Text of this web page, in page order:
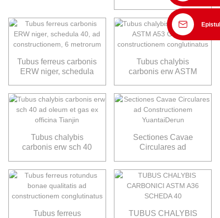
ferreus erw
Tubus ferreus carbonis
ERW niger, schedula
Tubus chalybis
carbonis erw ASTM
conglutinatus
Tubus chalybis
carbonis erw sch 40
Sectiones Cavae
Circulares ad
Tubus ferreus
TUBUS CHALYBIS